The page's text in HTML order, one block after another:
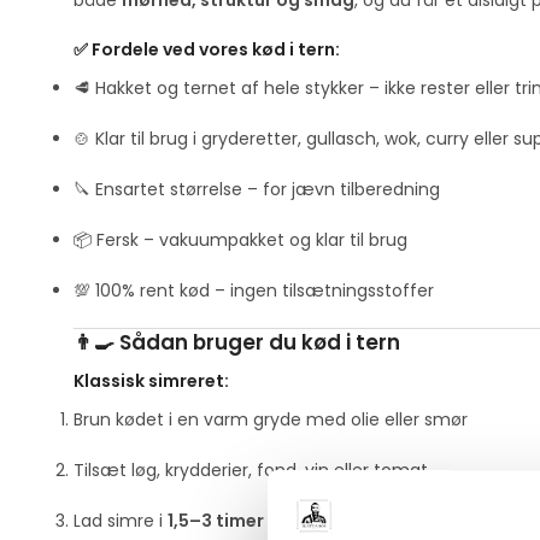
✅ Fordele ved vores kød i tern:
🥩 Hakket og ternet af hele stykker – ikke rester eller
🍲 Klar til brug i gryderetter, gullasch, wok, curry eller
🔪 Ensartet størrelse – for jævn tilberedning
📦 Fersk – vakuumpakket og klar til brug
💯 100% rent kød – ingen tilsætningsstoffer
👨‍🍳 Sådan bruger du kød i tern
Klassisk simreret:
Brun kødet i en varm gryde med olie eller smør
Tilsæt løg, krydderier, fond, vin eller tomat
Lad simre i 1,5–3 timer afhængigt af kødtype og